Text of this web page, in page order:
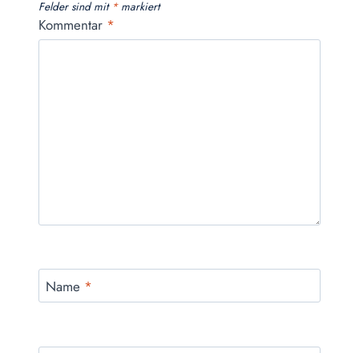
Felder sind mit *markiert
Kommentar *
Name *